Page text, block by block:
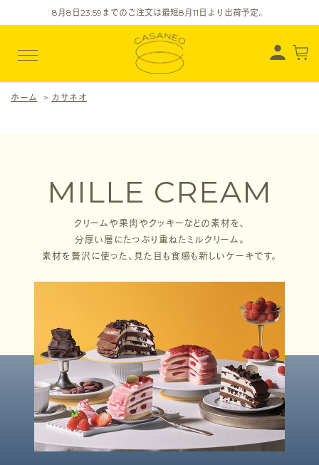
8 月8 日23:59までのご注文は最短8 月11 日より出荷予定。
ホーム > カサネオ
MILLE CREAM
クリームや果肉やクッキーなどの素材を、
分厚い層にたっぷり重ねたミルクリーム。
素材を贅沢に使った、見た目も食感も新しいケーキです。